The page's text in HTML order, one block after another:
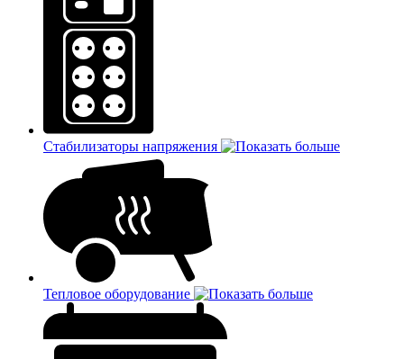
Стабилизаторы напряжения
Тепловое оборудование